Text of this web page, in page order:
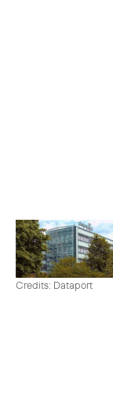
Credits: Dataport